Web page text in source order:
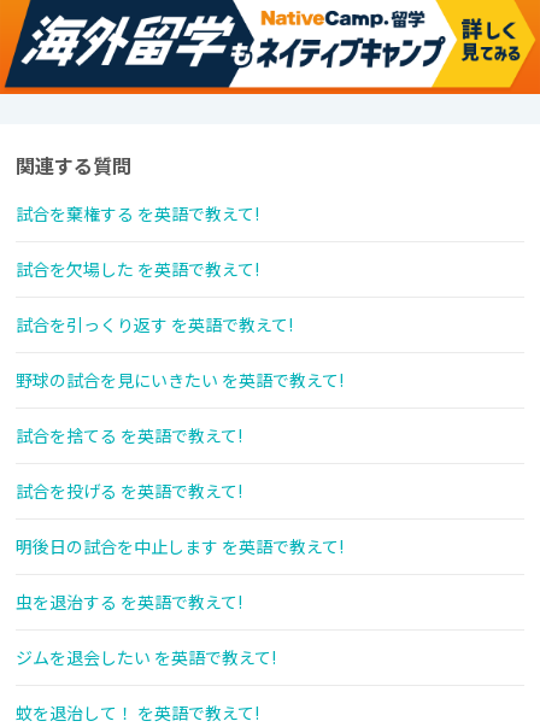
関連する質問
試合を棄権する を英語で教えて!
試合を欠場した を英語で教えて!
試合を引っくり返す を英語で教えて!
野球の試合を見にいきたい を英語で教えて!
試合を捨てる を英語で教えて!
試合を投げる を英語で教えて!
明後日の試合を中止します を英語で教えて!
虫を退治する を英語で教えて!
ジムを退会したい を英語で教えて!
蚊を退治して！ を英語で教えて!